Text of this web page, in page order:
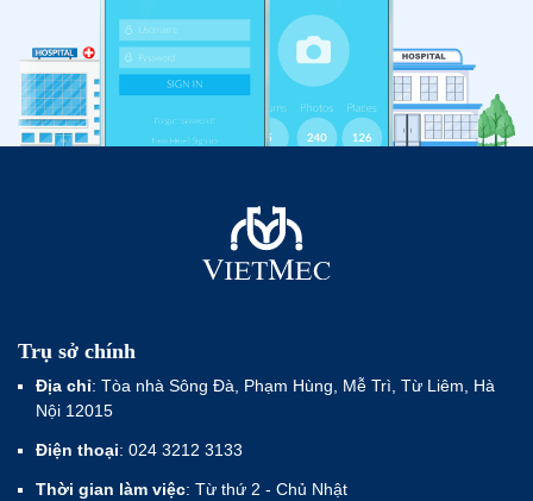
Trụ sở chính
Địa chỉ: Tòa nhà Sông Đà, Phạm Hùng, Mễ Trì, Từ Liêm, Hà
Nội 12015
Điện thoại: 024 3212 3133
Thời gian làm việc: Từ thứ 2 - Chủ Nhật